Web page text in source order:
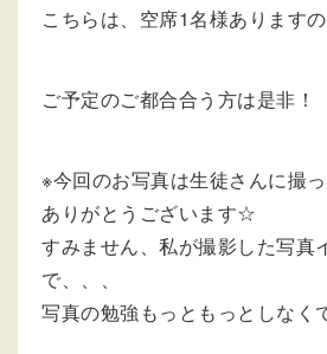
こちらは、空席1名様あります
ご予定のご都合合う方は是非！
※今回のお写真は生徒さんに撮
ありがとうございます☆
すみません、私が撮影した写真
で、、、
写真の勉強もっともっとしなく